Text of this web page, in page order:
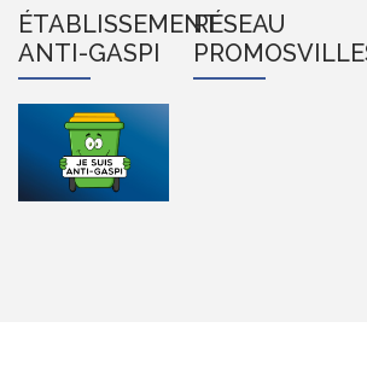
ÉTABLISSEMENT
ANTI-GASPI
RÉSEAU